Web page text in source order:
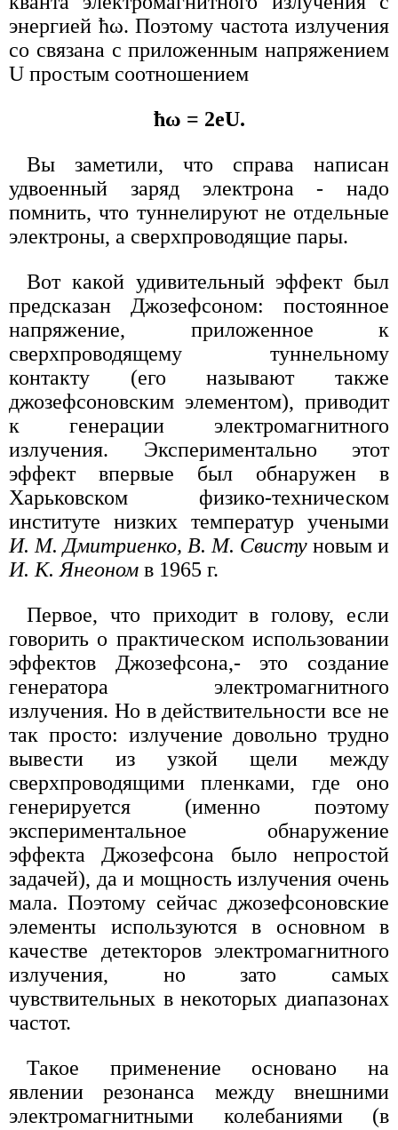
энергией ћω. Поэтому частота излучения
со связана с приложенным напряжением
U простым соотношением
ћω = 2eU.
Вы заметили, что справа написан
удвоенный заряд электрона - надо
помнить, что туннелируют не отдельные
электроны, а сверхпроводящие пары.
Вот какой удивительный эффект был
предсказан Джозефсоном: постоянное
напряжение, приложенное к
сверхпроводящему туннельному
контакту (его называют также
джозефсоновским элементом), приводит
к генерации электромагнитного
излучения. Экспериментально этот
эффект впервые был обнаружен в
Харьковском физико-техническом
институте низких температур учеными
И. М. Дмитриенко, В. М. Свисту новым и
И. К. Янеоном в 1965 г.
Первое, что приходит в голову, если
говорить о практическом использовании
эффектов Джозефсона,- это создание
генератора электромагнитного
излучения. Но в действительности все не
так просто: излучение довольно трудно
вывести из узкой щели между
сверхпроводящими пленками, где оно
генерируется (именно поэтому
экспериментальное обнаружение
эффекта Джозефсона было непростой
задачей), да и мощность излучения очень
мала. Поэтому сейчас джозефсоновские
элементы используются в основном в
качестве детекторов электромагнитного
излучения, но зато самых
чувствительных в некоторых диапазонах
частот.
Такое применение основано на
явлении резонанса между внешними
электромагнитными колебаниями (в